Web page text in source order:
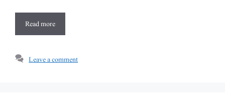
Read more
Leave a comment